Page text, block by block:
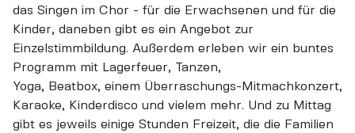
das Singen im Chor - für die Erwachsenen und für die
Kinder, daneben gibt es ein Angebot zur
Einzelstimmbildung. Außerdem erleben wir ein buntes
Programm mit Lagerfeuer, Tanzen,
Yoga, Beatbox, einem Überraschungs-Mitmachkonzert,
Karaoke, Kinderdisco und vielem mehr. Und zu Mittag
gibt es jeweils einige Stunden Freizeit, die die Familien